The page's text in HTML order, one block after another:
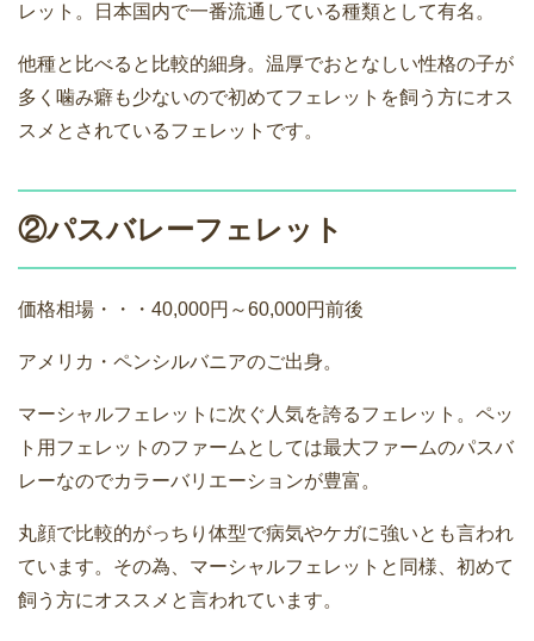
レット。日本国内で一番流通している種類として有名。
他種と比べると比較的細身。温厚でおとなしい性格の子が
多く噛み癖も少ないので初めてフェレットを飼う方にオス
スメとされているフェレットです。
②パスバレーフェレット
価格相場・・・40,000円～60,000円前後
アメリカ・ペンシルバニアのご出身。
マーシャルフェレットに次ぐ人気を誇るフェレット。ペッ
ト用フェレットのファームとしては最大ファームのパスバ
レーなのでカラーバリエーションが豊富。
丸顔で比較的がっちり体型で病気やケガに強いとも言われ
ています。その為、マーシャルフェレットと同様、初めて
飼う方にオススメと言われています。